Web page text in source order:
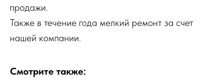
продажи.
Также в течение года мелкий ремонт за счет
нашей компании.
Смотрите также: